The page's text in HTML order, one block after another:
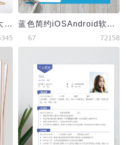
深蓝色简约风行政助理大学生简历模板 蓝色简约iOSAndroid软件开发工程师简历
67 72158